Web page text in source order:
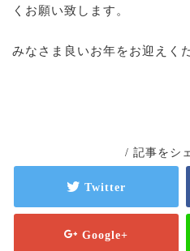
くお願い致します。
みなさま良いお年をお迎えく
/ 記事をシ